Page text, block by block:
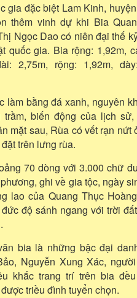
gia đặc biệt Lam Kinh,
thêm vinh dự khi Bia
Ngọc Dao có niên đại thế
quốc gia. Bia rộng: 1,92m,
2,75m, rộng: 1,92m,
làm bằng đá xanh, nguyên
trầm, biến động của lịch
mặt sau, Rùa có vết rạn nứt
trên lưng rùa.
70 dòng với 3.000 chữ
ghi về gia tộc, ngày
lao của Quang Thục
độ sánh ngang với trời
bia là những bậc đại
Nguyễn Xung Xác,
khắc trang trí trên bia
triều đình tuyển chọn.